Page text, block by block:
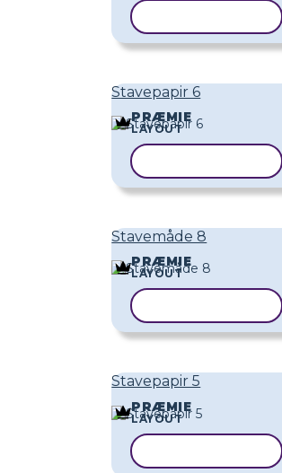
Stavepapir 6
PRÆMIE
LAYOUT
Stavemåde 8
PRÆMIE
LAYOUT
Stavepapir 5
PRÆMIE
LAYOUT